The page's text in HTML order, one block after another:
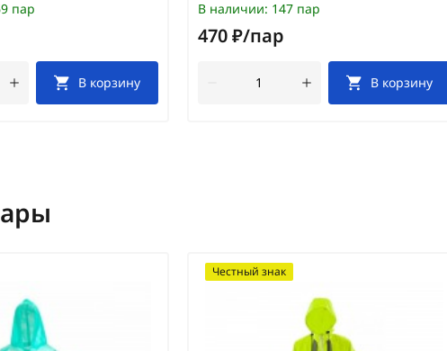
пар
В корзину
В наличии: 147 пар
470 ₽/пар
В корзину
Честный знак